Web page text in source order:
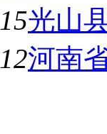
光山
河南